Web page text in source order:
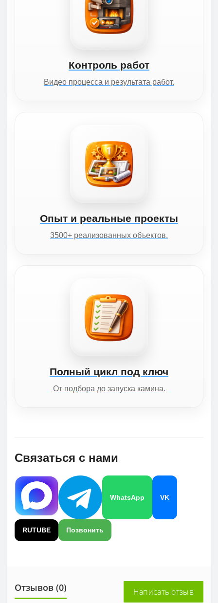
Контроль работ
Видео процесса и результата работ.
Опыт и реальные проекты
3500+ реализованных объектов.
Полный цикл под ключ
От подбора до запуска камина.
Связаться с нами
WhatsApp VK
RUTUBE Позвонить
Отзывов (0) Написать отзыв